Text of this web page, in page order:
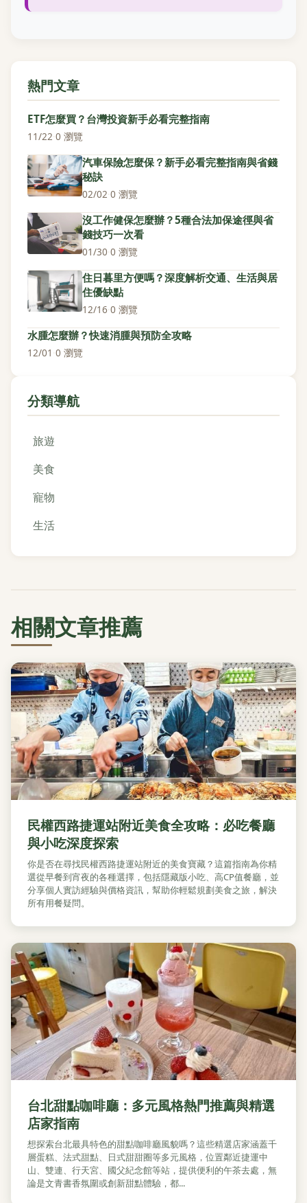
熱門文章
ETF怎麼買？台灣投資新手必看完整指南
11/22·0 瀏覽
汽車保險怎麼保？新手必看完整指南與省錢
秘訣
02/02·0 瀏覽
沒工作健保怎麼辦？5種合法加保途徑與省
錢技巧一次看
01/30·0 瀏覽
住日暮里方便嗎？深度解析交通、生活與居
住優缺點
12/16·0 瀏覽
水腫怎麼辦？快速消腫與預防全攻略
12/01 ·0 瀏覽
分類導航
旅遊
美食
寵物
生活
相關文章推薦
民權西路捷運站附近美食全攻略：必吃餐廳
與小吃深度探索
你是否在尋找民權西路捷運站附近的美食寶藏？這篇指南為你精
選從早餐到宵夜的各種選擇，包括隱藏版小吃、高CP值餐廳，並
分享個人實訪經驗與價格資訊，幫助你輕鬆規劃美食之旅，解決
所有用餐疑問。
台北甜點咖啡廳：多元風格熱門推薦與精選
店家指南
想探索台北最具特色的甜點咖啡廳風貌嗎？這些精選店家涵蓋千
層蛋糕、法式甜點、日式甜甜圈等多元風格，位置鄰近捷運中
山、雙連、行天宮、國父紀念館等站，提供便利的午茶去處，無
論是文青書香氛圍或創新甜點體驗，都...